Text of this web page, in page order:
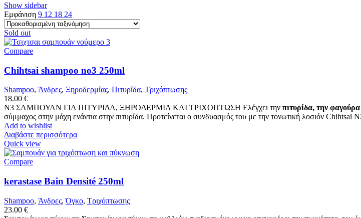
Show sidebar
Εμφάνιση 9 12 18 24
Sold out
Compare
Chihtsai shampoo no3 250ml
Shampoo, Άνδρες, Ξηροδερμίας, Πιτυρίδα, Τριχόπτωσης
18.00 €
N3 ΣΑΜΠΟΥΑΝ ΓΙΑ ΠΙΤΥΡΙΔΑ, ΞΗΡΟΔΕΡΜΙΑ ΚΑΙ ΤΡΙΧΟΠΤΩΣΗ Ελέγχει την πιτυρίδα, την
σύμμαχος στην μάχη ενάντια στην πιτυρίδα. Προτείνεται ο συνδυασμός του με την τονωτική λοσιόν Chihtsai
Add to wishlist
Διαβάστε περισσότερα
Quick view
Compare
kerastase Bain Densité 250ml
Shampoo, Άνδρες,Όγκο, Τριχόπτωσης
23.00 €